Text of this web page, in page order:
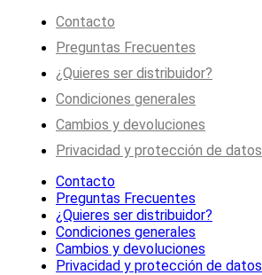
Contacto
Preguntas Frecuentes
¿Quieres ser distribuidor?
Condiciones generales
Cambios y devoluciones
Privacidad y protección de datos
Contacto
Preguntas Frecuentes
¿Quieres ser distribuidor?
Condiciones generales
Cambios y devoluciones
Privacidad y protección de datos